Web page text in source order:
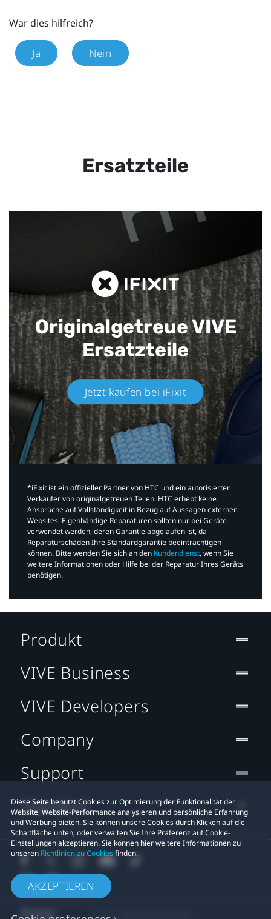
War dies hilfreich?
Ja Nein
Ersatzteile
Originalgetreue VIVE
Ersatzteile
Jetzt kaufen bei iFixit​
*iFixit ist ein offizieller Partner von HTC und ein autorisierter
Verkäufer von originalgetreuen Teilen. HTC erhebt keine
Ansprüche auf Vollständigkeit in Bezug auf Aussagen externer
Websites. Eigenhändige Reparaturen sollten nur bei Geräte
verwendet werden, deren Garantie abgelaufen ist, da
Reparaturschäden Ihre Standardgarantie beeinträchtigen
können. Bitte wenden Sie sich an den Kundendienst, wenn Sie
weitere Informationen oder Hilfe bei der Reparatur Ihres Geräts
benötigen.​
Diese Seite benutzt Cookies zur Optimierung der Funktionalität der
Website, Website-Performance analysieren und persönliche Erfahrung
und Werbung bieten. Sie können unsere Cookies durch Klicken auf die
Schaltfläche unten, oder verwalten Sie Ihre Präferenz auf Cookie-
Einstellungen akzeptieren. Sie können hier weitere Informationen zu
unseren Richtlinien zu Cookiesfinden.
AKZEPTIEREN
Produkt
VIVE Business
VIVE Developers
Company
Support
Standort